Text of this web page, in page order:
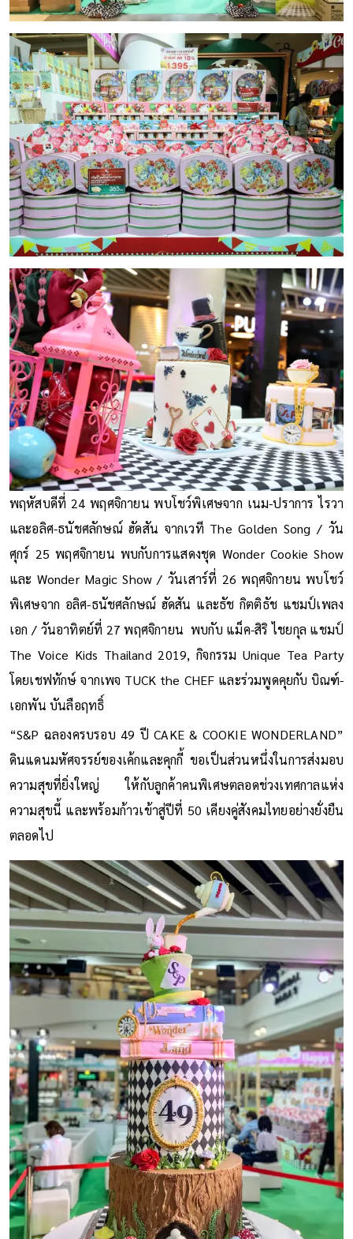
พฤหัสบดีที่ 24 พฤศจิกายน พบโชว์พิเศษจาก เนม-ปราการ ไรวา
และอลิศ-ธนัชศลักษณ์ ฮัดสัน จากเวที The Golden Song / วัน
ศุกร์ 25 พฤศจิกายน พบกับการแสดงชุด Wonder Cookie Show
และ Wonder Magic Show / วันเสาร์ที่ 26 พฤศจิกายน พบโชว์
พิเศษจาก อลิศ-ธนัชศลักษณ์ ฮัดสัน และธัช กิตติธัช แชมป์เพลง
เอก / วันอาทิตย์ที่ 27 พฤศจิกายน พบกับ แม็ค-สิริ ไชยกุล แชมป์
The Voice Kids Thailand 2019, กิจกรรม Unique Tea Party
โดยเชฟทักษ์ จากเพจ TUCK the CHEF และร่วมพูดคุยกับ บิณฑ์-
เอกพัน บันลือฤทธิ์
“S&P ฉลองครบรอบ 49 ปี CAKE & COOKIE WONDERLAND”
ดินแดนมหัศจรรย์ของเค้กและคุกกี้ ขอเป็นส่วนหนึ่งในการส่งมอบ
ความสุขที่ยิ่งใหญ่ ให้กับลูกค้าคนพิเศษตลอดช่วงเทศกาลแห่ง
ความสุขนี้ และพร้อมก้าวเข้าสู่ปีที่ 50 เคียงคู่สังคมไทยอย่างยั่งยืน
ตลอดไป